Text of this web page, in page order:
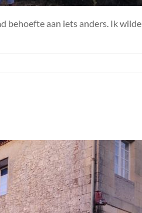
aan iets anders. Ik